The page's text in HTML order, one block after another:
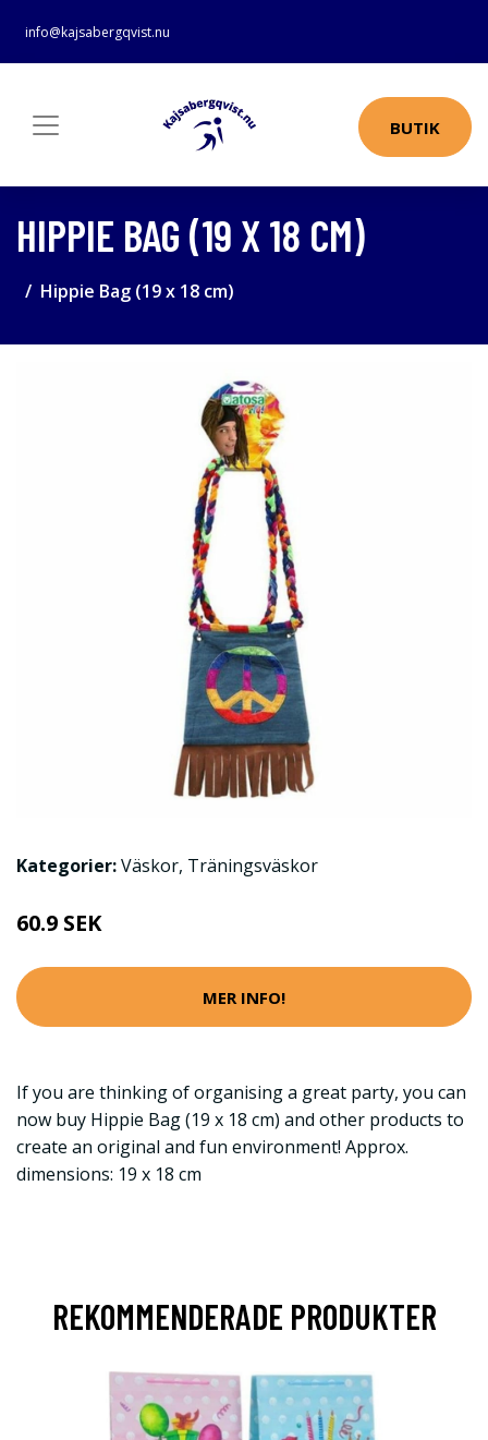
info@kajsabergqvist.nu
BUTIK
HIPPIE BAG (19 X 18 CM)
Hippie Bag (19 x 18 cm)
Kategorier:Väskor, Träningsväskor
60.9 SEK
MER INFO!
If you are thinking of organising a great party, you can
now buy Hippie Bag (19 x 18 cm) and other products to
create an original and fun environment! Approx.
dimensions: 19 x 18 cm
REKOMMENDERADE PRODUKTER